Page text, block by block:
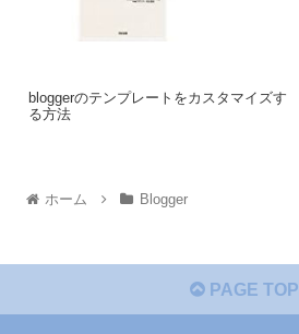
bloggerのテンプレートをカスタマイズす
る方法
ホーム Blogger
PAGE TOP